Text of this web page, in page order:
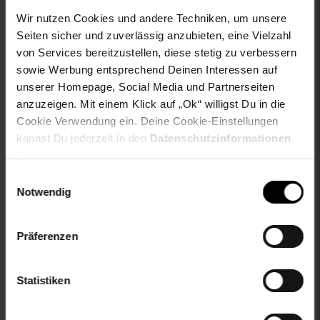
Wir nutzen Cookies und andere Techniken, um unsere
Seiten sicher und zuverlässig anzubieten, eine Vielzahl
von Services bereitzustellen, diese stetig zu verbessern
sowie Werbung entsprechend Deinen Interessen auf
unserer Homepage, Social Media und Partnerseiten
anzuzeigen. Mit einem Klick auf „Ok“ willigst Du in die
Cookie Verwendung ein. Deine Cookie-Einstellungen
kannst Du jederzeit in den Datenschutzinformationen
Notwendig
Präferenzen
Statistiken
material_futter: 100% not_applicable
oberstoff_unterer_teil: 100% not_applicable
sleeve_material: 100% not_applicable
zweites-aussenmaterial: 100% not_applicable
Gewählte Variante:
color: weiß
Artikelnummer: 2838007000